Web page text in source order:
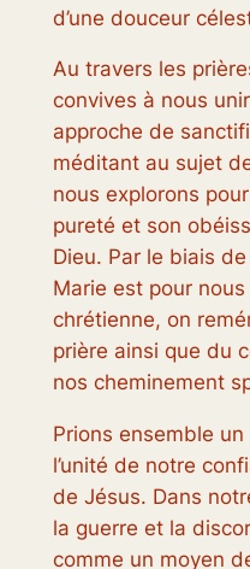
d’une douceur
Au travers les
convives à nous
approche de
méditant au sujet
nous explorons
pureté et son
Dieu. Par le biais
Marie est pour
chrétienne, on
prière ainsi que du
nos cheminement
Prions ensemble
l’unité de notre
de Jésus. Dans
la guerre et la
comme un moyen